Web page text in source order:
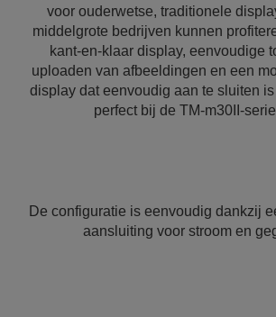
voor ouderwetse, traditionele
middelgrote bedrijven kunnen
kant-en-klaar display, eenvoudige
uploaden van afbeeldingen en een
display dat eenvoudig aan te sluiten is
perfect bij de TM-m30II-
De configuratie is eenvoudig dankzij
aansluiting voor stroom en